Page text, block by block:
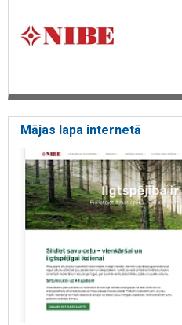
Mājas lapa internetā